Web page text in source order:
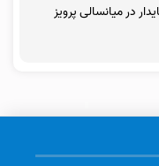
در میانسالی پرویز